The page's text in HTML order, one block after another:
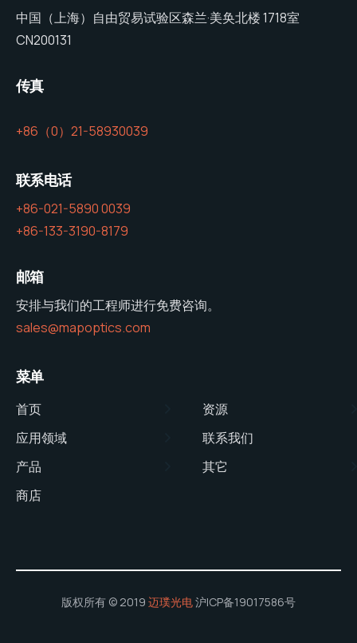
中国（上海）自由贸易试验区森兰·美奂北楼 1718室
CN200131
传真
+86（0）21-58930039
联系电话
+86-021-5890 0039
+86-133-3190-8179
邮箱
安排与我们的工程师进行免费咨询。
sales@mapoptics.com
菜单
首页
应用领域
产品
商店
资源
联系我们
其它
版权所有 © 2019 迈璞光电沪ICP备19017586号